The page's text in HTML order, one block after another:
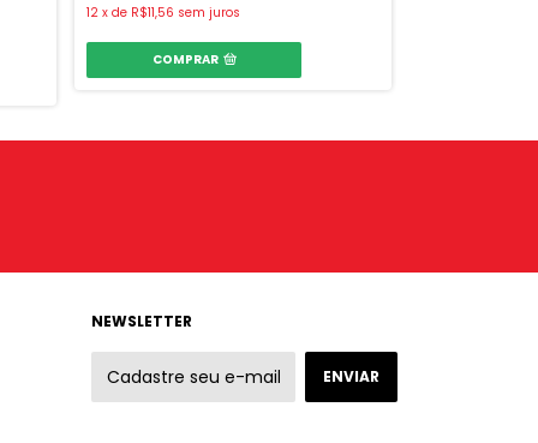
12 x de R$11,56 sem juros
COMPRAR
NEWSLETTER